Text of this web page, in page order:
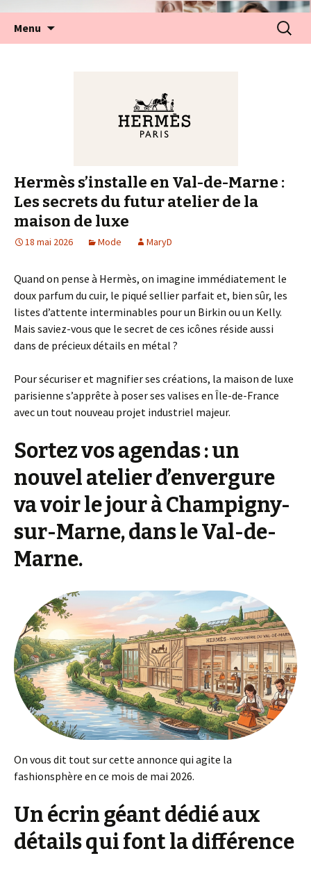
Menu
Hermès s’installe en Val-de-Marne :
Les secrets du futur atelier de la
maison de luxe
18 mai 2026 Mode MaryD
Quand on pense à Hermès, on imagine immédiatement le
doux parfum du cuir, le piqué sellier parfait et, bien sûr, les
listes d’attente interminables pour un Birkin ou un Kelly.
Mais saviez-vous que le secret de ces icônes réside aussi
dans de précieux détails en métal ?
Pour sécuriser et magnifier ses créations, la maison de luxe
parisienne s’apprête à poser ses valises en Île-de-France
avec un tout nouveau projet industriel majeur.
Sortez vos agendas: un
nouvel atelier d’envergure
va voir le jour à Champigny-
sur-Marne, dans le Val-de-
Marne.
On vous dit tout sur cette annonce qui agite la
fashionsphère en ce mois de mai 2026.
Un écrin géant dédié aux
détails qui font la différence